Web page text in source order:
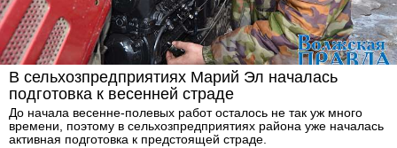
В сельхозпредприятиях Марий Эл началась
подготовка к весенней страде
До начала весенне-полевых работ осталось не так уж много
времени, поэтому в сельхозпредприятиях района уже началась
активная подготовка к предстоящей страде.